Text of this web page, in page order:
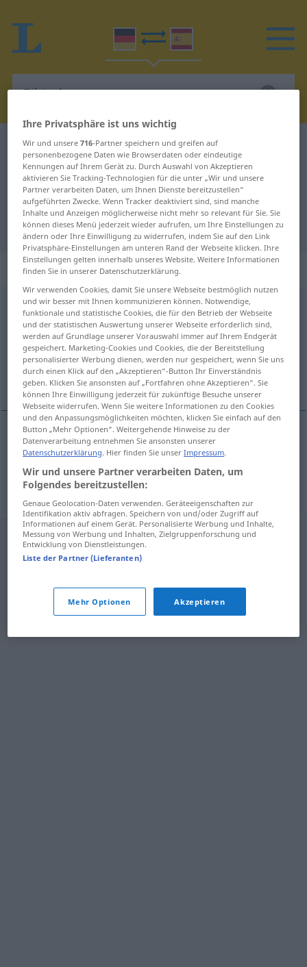
Deutsch-Spanisch Wörterbuch Eibisch
Deutsch-Spanisch Übersetzung für
"Eibisch"
"Eibisch" Spanisch Übersetzung
„Eibisch“: Maskulinum
Eibischm <Eibisches; Eibische>
Übersicht aller Übersetzungen
(Für mehr Details die Übersetzung anklicken/antippen)
altea, malvavisco
alteaf Eibisch BOT
malvaviscom Eibisch BOT
Ihre Privatsphäre ist uns wichtig
Wir und unsere716-Partner speichern und greifen auf
personenbezogene Daten wie Browserdaten oder eindeutige
Kennungen auf Ihrem Gerät zu. Durch Auswahl von Akzeptieren
aktivieren Sie Tracking-Technologien für die unter „Wir und unsere
Partner verarbeiten Daten, um Ihnen Dienste bereitzustellen“
aufgeführten Zwecke. Wenn Tracker deaktiviert sind, sind manche
Inhalte und Anzeigen möglicherweise nicht mehr so relevant für Sie. Sie
können dieses Menü jederzeit wieder aufrufen, um Ihre Einstellungen zu
ändern oder Ihre Einwilligung zu widerrufen, indem Sie auf den Link
Privatsphäre-Einstellungen am unteren Rand der Webseite klicken. Ihre
Einstellungen gelten innerhalb unseres Website. Weitere Informationen
finden Sie in unserer Datenschutzerklärung.
Wir verwenden Cookies, damit Sie unsere Webseite bestmöglich nutzen
und wir besser mit Ihnen kommunizieren können. Notwendige,
funktionale und statistische Cookies, die für den Betrieb der Webseite
und der statistischen Auswertung unserer Webseite erforderlich sind,
werden auf Grundlage unserer Vorauswahl immer auf Ihrem Endgerät
gespeichert. Marketing-Cookies und Cookies, die der Bereitstellung
personalisierter Werbung dienen, werden nur gespeichert, wenn Sie uns
durch einen Klick auf den „Akzeptieren“-Button Ihr Einverständnis
geben. Klicken Sie ansonsten auf „Fortfahren ohne Akzeptieren“. Sie
können Ihre Einwilligung jederzeit für zukünftige Besuche unserer
Webseite widerrufen. Wenn Sie weitere Informationen zu den Cookies
und den Anpassungsmöglichkeiten möchten, klicken Sie einfach auf den
Button „Mehr Optionen“. Weitergehende Hinweise zu der
Datenverarbeitung entnehmen Sie ansonsten unserer
Datenschutzerklärung. Hier finden Sie unserImpressum.
Wir und unsere Partner verarbeiten Daten, um
Folgendes bereitzustellen:
Genaue Geolocation-Daten verwenden. Geräteeigenschaften zur
Identifikation aktiv abfragen. Speichern von und/oder Zugriff auf
Informationen auf einem Gerät. Personalisierte Werbung und Inhalte,
Messung von Werbung und Inhalten, Zielgruppenforschung und
Entwicklung von Dienstleistungen.
Liste der Partner (Lieferanten)
Mehr Optionen Akzeptieren